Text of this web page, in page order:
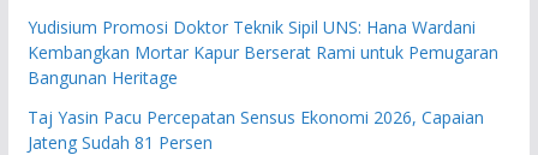
Yudisium Promosi Doktor Teknik Sipil UNS: Hana Wardani
Kembangkan Mortar Kapur Berserat Rami untuk Pemugaran
Bangunan Heritage
Taj Yasin Pacu Percepatan Sensus Ekonomi 2026, Capaian
Jateng Sudah 81 Persen